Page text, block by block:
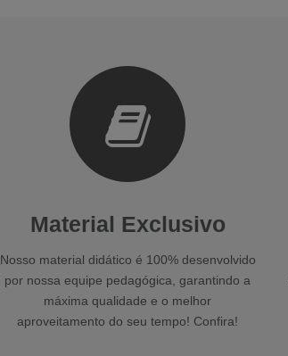
Material Exclusivo
Nosso material didático é 100% desenvolvido
por nossa equipe pedagógica, garantindo a
máxima qualidade e o melhor
aproveitamento do seu tempo! Confira!